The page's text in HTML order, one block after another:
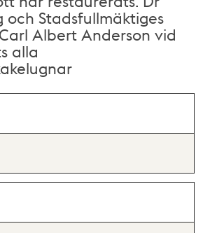
och Stadsfullmäktiges
Albert Anderson vid
alla